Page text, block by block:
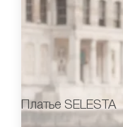
Платье SELESTA